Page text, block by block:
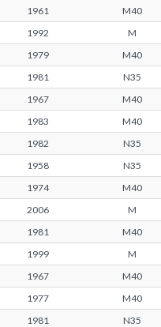
1961 M40
1992 M
1979 M40
1981 N35
1967 M40
1983 M40
1982 N35
1958 N35
1974 M40
2006 M
1981 M40
1999 M
1967 M40
1977 M40
1981 N35